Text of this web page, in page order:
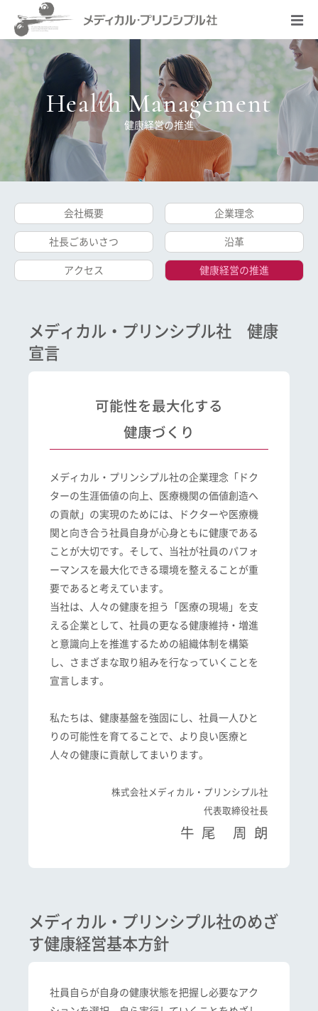
Health Management
健康経営の推進
会社概要 企業理念
社長ごあいさつ 沿革
アクセス 健康経営の推進
メディカル・プリンシプル社 健康
宣言
可能性を最大化する
健康づくり
メディカル・プリンシプル社の企業理念「ドク
ターの生涯価値の向上、医療機関の価値創造へ
の貢献」の実現のためには、ドクターや医療機
関と向き合う社員自身が心身ともに健康である
ことが大切です。そして、当社が社員のパフォ
ーマンスを最大化できる環境を整えることが重
要であると考えています。
当社は、人々の健康を担う「医療の現場」を支
える企業として、社員の更なる健康維持・増進
と意識向上を推進するための組織体制を構築
し、さまざまな取り組みを行なっていくことを
宣言します。
私たちは、健康基盤を強固にし、社員一人ひと
りの可能性を育てることで、より良い医療と
人々の健康に貢献してまいります。
株式会社メディカル・プリンシプル社
代表取締役社長
牛尾 周朗
メディカル・プリンシプル社のめざ
す健康経営基本方針
社員自らが自身の健康状態を把握し必要なアク